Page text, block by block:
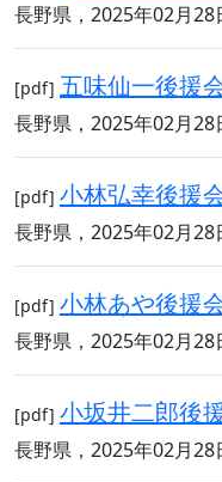
長野県，2025年02月
[pdf] 五味仙一後援
長野県，2025年02月
[pdf] 小林弘幸後援
長野県，2025年02月
[pdf] 小林あや後援
長野県，2025年02月
[pdf] 小坂井二郎後
長野県，2025年02月